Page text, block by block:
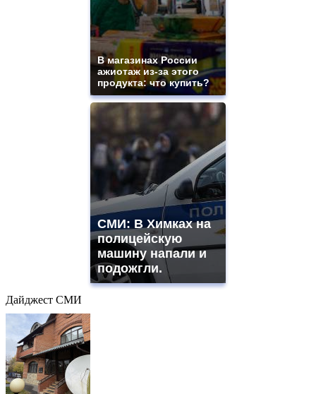
В магазинах России
ажиотаж из-за этого
продукта: что купить?
СМИ: В Химках на
полицейскую
машину напали и
подожгли.
Дайджест СМИ